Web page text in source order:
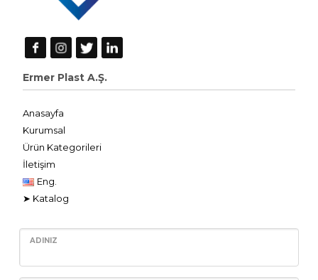
Ermer Plast A.Ş.
Anasayfa
Kurumsal
Ürün Kategorileri
İletişim
Eng.
➤ Katalog
ADINIZ